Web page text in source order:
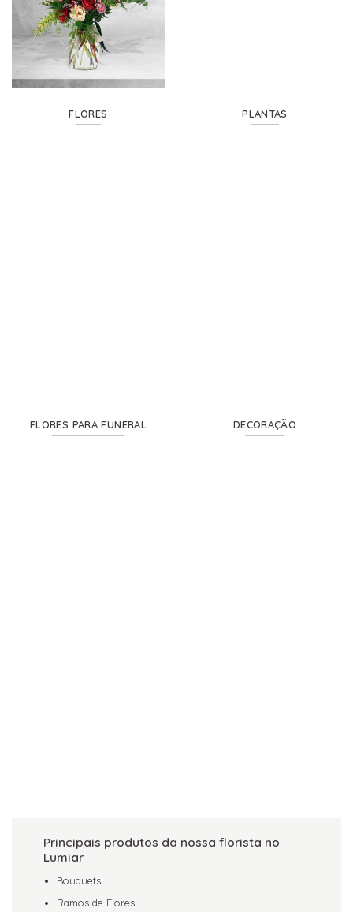
FLORES PLANTAS
FLORES PARA FUNERAL DECORAÇÃO
Principais produtos da nossa florista no
Lumiar
Bouquets
Ramos de Flores